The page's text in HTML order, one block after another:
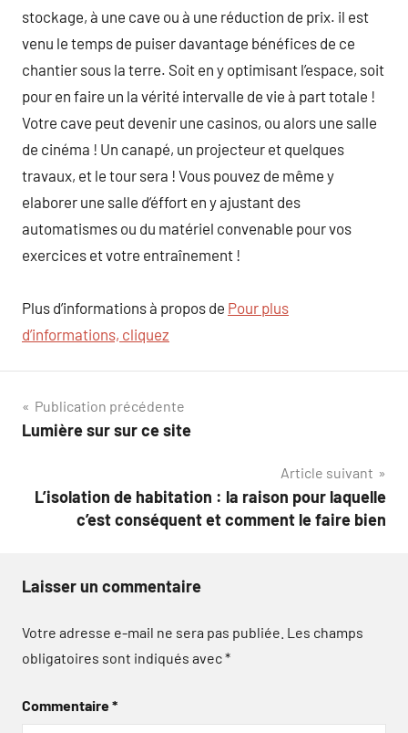
stockage, à une cave ou à une réduction de prix. il est
venu le temps de puiser davantage bénéfices de ce
chantier sous la terre. Soit en y optimisant l’espace, soit
pour en faire un la vérité intervalle de vie à part totale !
Votre cave peut devenir une casinos, ou alors une salle
de cinéma ! Un canapé, un projecteur et quelques
travaux, et le tour sera ! Vous pouvez de même y
elaborer une salle d’éffort en y ajustant des
automatismes ou du matériel convenable pour vos
exercices et votre entraînement !
Plus d’informations à propos de Pour plus
d’informations, cliquez
Navigation
de
Publication précédente
Lumière sur sur ce site
Article suivant
L’isolation de habitation : la raison pour laquelle
c’est conséquent et comment le faire bien
Laisser un commentaire
Votre adresse e-mail ne sera pas publiée. Les champs
obligatoires sont indiqués avec*
Commentaire*